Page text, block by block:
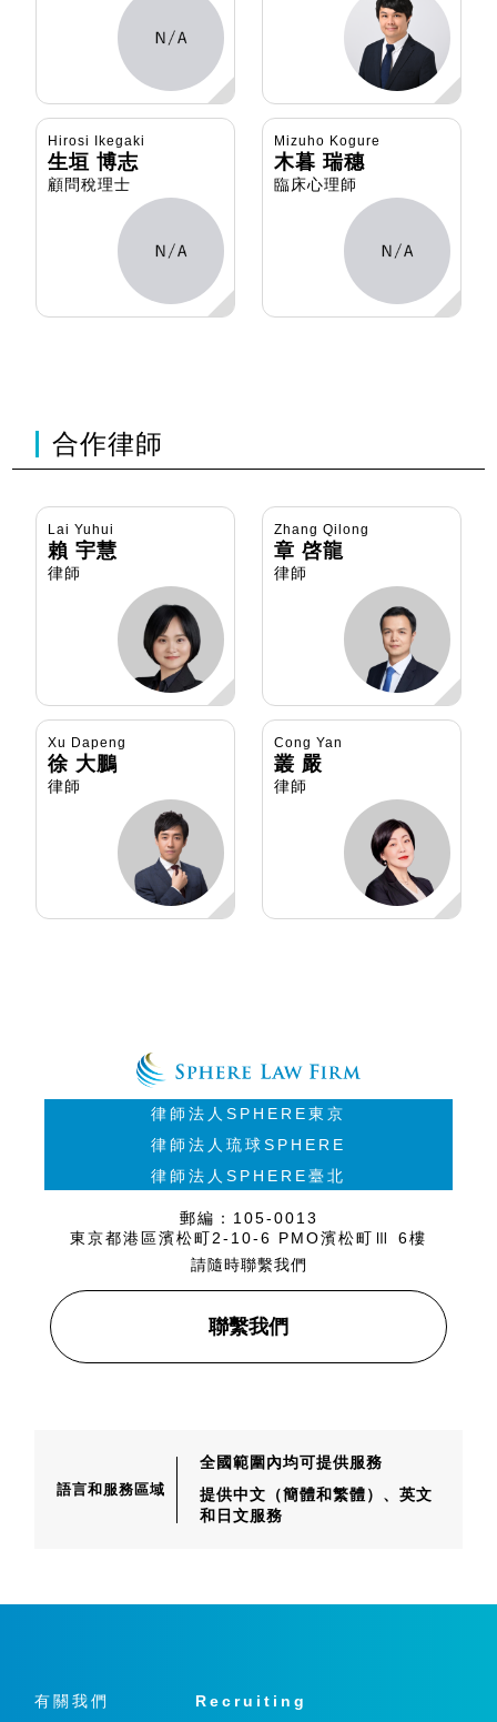
Hirosi Ikegaki
生垣 博志
顧問稅理士
Mizuho Kogure
木暮 瑞穗
臨床心理師
合作律師
Lai Yuhui
賴 宇慧
律師
Zhang Qilong
章 啓龍
律師
Xu Dapeng
徐 大鵬
律師
Cong Yan
叢 嚴
律師
律師法人SPHERE東京
律師法人琉球SPHERE
律師法人SPHERE臺北
郵編：105-0013
東京都港區濱松町2-10-6 PMO濱松町Ⅲ 6樓
請隨時聯繫我們
聯繫我們
語言和服務區域
全國範圍內均可提供服務
提供中文（簡體和繁體）、英文
和日文服務
有關我們 Recruiting